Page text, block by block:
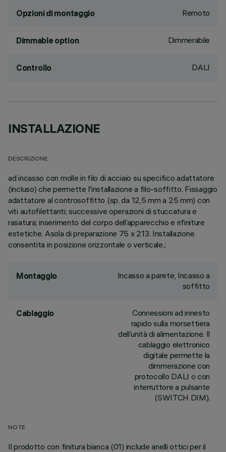
Opzioni di montaggio Remoto
Dimmable option Dimmerabile
Controllo DALI
INSTALLAZIONE
DESCRIZIONE
ad incasso con molle in filo di acciaio su specifico adattatore
(incluso) che permette l'installazione a filo-soffitto. Fissaggio
adattatore al controsoffitto (sp. da 12,5 mm a 25 mm) con
viti autofilettanti; successive operazioni di stuccatura e
rasatura; inserimento del corpo dell’apparecchio e rifiniture
estetiche. Asola di preparazione 75 x 213. Installazione
consentita in posizione orizzontale o verticale.;
Montaggio
Incasso a parete, Incasso a
soffitto
Cablaggio
Connessioni ad innesto
rapido sulla morsettiera
dell’unità di alimentazione. Il
cablaggio elettronico
digitale permette la
dimmerazione con
protocollo DALI o con
interruttore a pulsante
(SWITCH DIM).
NOTE
Il prodotto con finitura bianca (01) include anelli ottici per il